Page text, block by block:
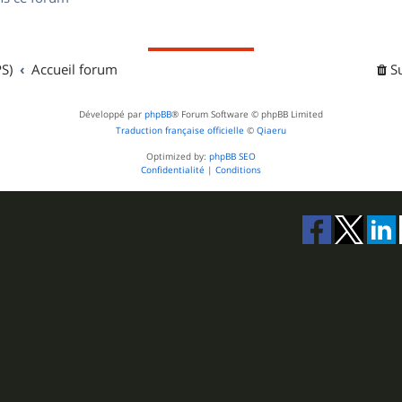
Accueil forum
Développé par phpBB® Forum Software © phpBB Limited
Traduction française officielle © Qiaeru
Optimized by: phpBB SEO
Confidentialité | Conditions